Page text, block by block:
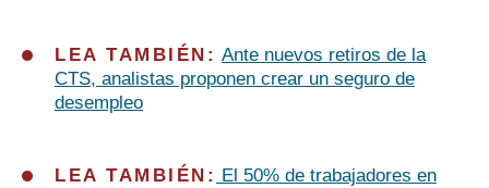
LEA TAMBIÉN: Ante nuevos retiros de la
CTS, analistas proponen crear un seguro de
desempleo
LEA TAMBIÉN:
El 50% de trabajadores en